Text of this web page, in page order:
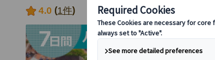
4.0 (1件)